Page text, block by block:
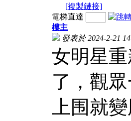
[複製鏈接]
電梯直達
樓主
發表於 2024-2-21
女明星
了，觀
上围就